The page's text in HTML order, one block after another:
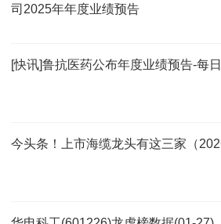
司2025年年度业绩预告
[快讯]鲁抗医药公布年度业绩预告-每
今头条！上市海缆龙头有这三家（